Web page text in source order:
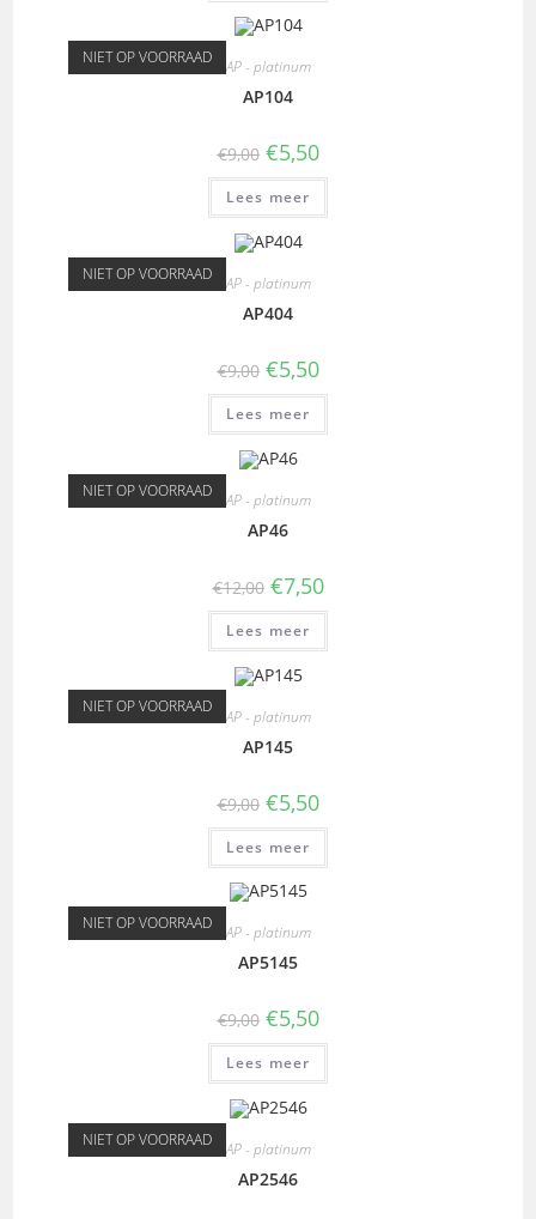
NIET OP VOORRAAD AP - platinum
AP104
€9,00 €5,50
Lees meer
NIET OP VOORRAAD AP - platinum
AP404
€9,00 €5,50
Lees meer
NIET OP VOORRAAD AP - platinum
AP46
€12,00 €7,50
Lees meer
NIET OP VOORRAAD AP - platinum
AP145
€9,00 €5,50
Lees meer
NIET OP VOORRAAD AP - platinum
AP5145
€9,00 €5,50
Lees meer
NIET OP VOORRAAD AP - platinum
AP2546